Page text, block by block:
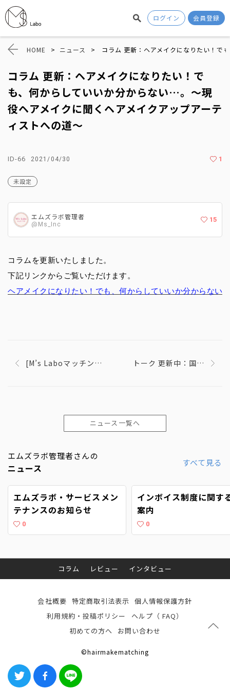
ログイン 会員登録
HOME > ニュース > コラム 更新：ヘアメイクになりたい！で
コラム 更新：ヘアメイクになりたい！で
も、何からしていいか分からない…。〜現
役ヘアメイクに聞くヘアメイクアップアーテ
ィストへの道〜
ID-66 2021/04/30 1
未設定
エムズラボ管理者
@Ms_Inc
15
コラムを更新いたしました。
下記リンクからご覧いただけます。
ヘアメイクになりたい！でも、何からしていいか分からない
[M’s Laboマッチング
トーク 更新中：国か
ニュース一覧へ
エムズラボ管理者さんの
ニュース すべて見る
エムズラボ・サービスメン
テナンスのお知らせ
0
インボイス制度に関す
案内
0
コラム レビュー インタビュー
会社概要 特定商取引法表示 個人情報保護方針
利用規約・投稿ポリシー
ヘルプ（ FAQ）
初めての方へ
お問い合わせ
©hairmakematching